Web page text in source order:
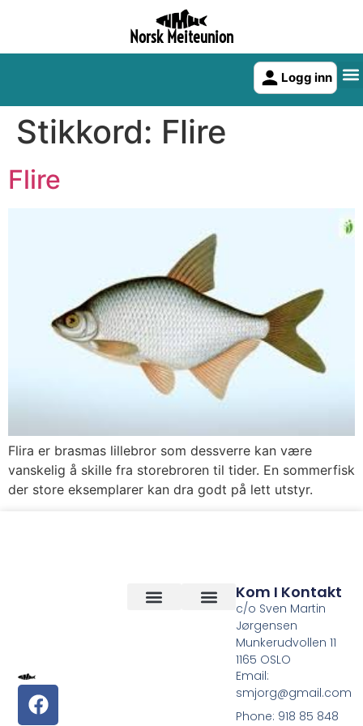
Norsk Meiteunion
Logg inn
Stikkord: Flire
Flire
Flira er brasmas lillebror som dessverre kan være
vanskelig å skille fra storebroren til tider. En sommerfisk
der store eksemplarer kan dra godt på lett utstyr.
Kom I Kontakt
c/o Sven Martin
Jørgensen
Munkerudvollen 11
1165 OSLO
Email:
smjorg@gmail.com
Phone: 918 85 848